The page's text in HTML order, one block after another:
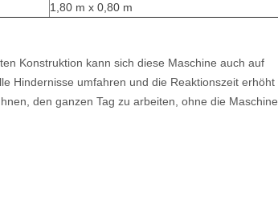
1,80 m x 0,80 m
Konstruktion kann sich diese Maschine auch auf
Hindernisse umfahren und die Reaktionszeit erhöht
den ganzen Tag zu arbeiten, ohne die Maschine